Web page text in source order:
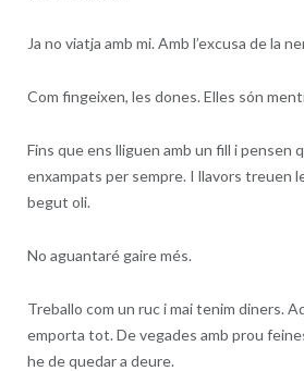
Ja no viatja amb mi. Amb l’excusa de la
Com fingeixen, les dones. Elles són
Fins que ens lliguen amb un fill i pensen
enxampats per sempre. I llavors treuen
begut oli.
No aguantaré gaire més.
Treballo com un ruc i mai tenim diners.
emporta tot. De vegades amb prou
he de quedar a deure.